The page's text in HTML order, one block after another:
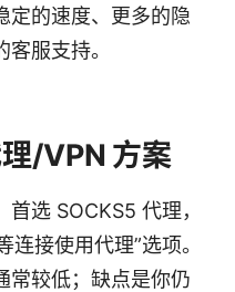
定的速度、更多的隐
服支持。
/VPN 方案
选 SOCKS5 代理，
接使用代理”选项。
常较低；缺点是你仍